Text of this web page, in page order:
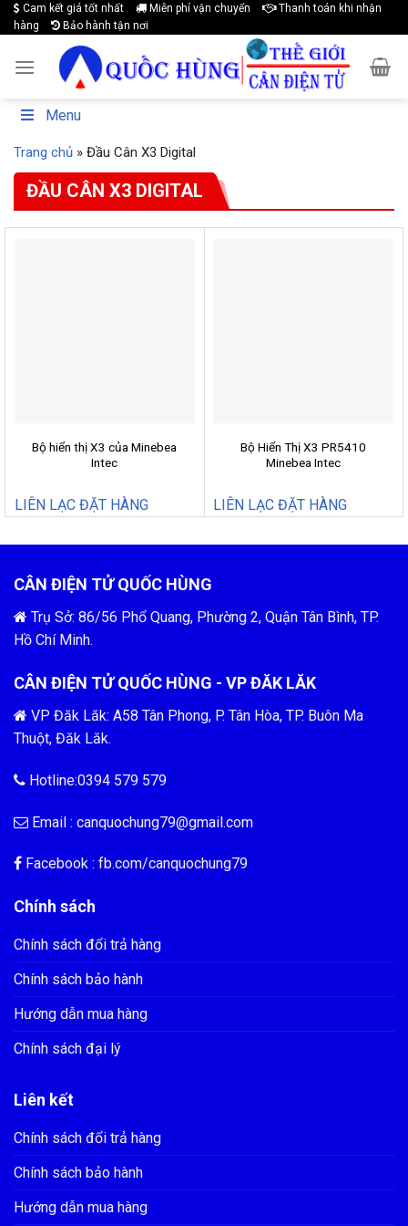
Skip
to
content
Cam kết giá tốt nhất Miễn phí vận chuyển
Thanh toán khi nhận
hàng
Bảo hành tận nơi
Menu
Trang chủ » Đầu Cân X3 Digital
ĐẦU CÂN X3 DIGITAL
Bộ hiển thị X3 của Minebea
Intec
LIÊN LẠC ĐẶT HÀNG
Bộ Hiển Thị X3 PR5410
Minebea Intec
LIÊN LẠC ĐẶT HÀNG
CÂN ĐIỆN TỬ QUỐC HÙNG
Trụ Sở: 86/56 Phổ Quang, Phường 2, Quận Tân Bình, TP.
Hồ Chí Minh.
CÂN ĐIỆN TỬ QUỐC HÙNG - VP ĐĂK LĂK
VP Đăk Lăk: A58 Tân Phong, P. Tân Hòa, TP. Buôn Ma
Thuột, Đăk Lăk.
Hotline:0394 579 579
Email : canquochung79@gmail.com
Facebook : fb.com/canquochung79
Chính sách
Chính sách đổi trả hàng
Chính sách bảo hành
Hướng dẫn mua hàng
Chính sách đại lý
Liên kết
Chính sách đổi trả hàng
Chính sách bảo hành
Hướng dẫn mua hàng